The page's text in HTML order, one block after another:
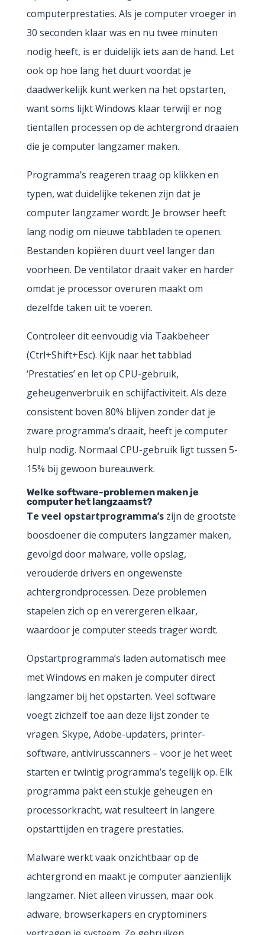
computerprestaties. Als je computer vroeger in
30 seconden klaar was en nu twee minuten
nodig heeft, is er duidelijk iets aan de hand. Let
ook op hoe lang het duurt voordat je
daadwerkelijk kunt werken na het opstarten,
want soms lijkt Windows klaar terwijl er nog
tientallen processen op de achtergrond draaien
die je computer langzamer maken.
Programma’s reageren traag op klikken en
typen, wat duidelijke tekenen zijn dat je
computer langzamer wordt. Je browser heeft
lang nodig om nieuwe tabbladen te openen.
Bestanden kopiëren duurt veel langer dan
voorheen. De ventilator draait vaker en harder
omdat je processor overuren maakt om
dezelfde taken uit te voeren.
Controleer dit eenvoudig via Taakbeheer
(Ctrl+Shift+Esc). Kijk naar het tabblad
‘Prestaties’ en let op CPU-gebruik,
geheugenverbruik en schijfactiviteit. Als deze
consistent boven 80% blijven zonder dat je
zware programma’s draait, heeft je computer
hulp nodig. Normaal CPU-gebruik ligt tussen 5-
15% bij gewoon bureauwerk.
Welke software-problemen maken je
computer het langzaamst?
Te veel opstartprogramma’szijn de grootste
boosdoener die computers langzamer maken,
gevolgd door malware, volle opslag,
verouderde drivers en ongewenste
achtergrondprocessen. Deze problemen
stapelen zich op en verergeren elkaar,
waardoor je computer steeds trager wordt.
Opstartprogramma’s laden automatisch mee
met Windows en maken je computer direct
langzamer bij het opstarten. Veel software
voegt zichzelf toe aan deze lijst zonder te
vragen. Skype, Adobe-updaters, printer-
software, antivirusscanners – voor je het weet
starten er twintig programma’s tegelijk op. Elk
programma pakt een stukje geheugen en
processorkracht, wat resulteert in langere
opstarttijden en tragere prestaties.
Malware werkt vaak onzichtbaar op de
achtergrond en maakt je computer aanzienlijk
langzamer. Niet alleen virussen, maar ook
adware, browserkapers en cryptominers